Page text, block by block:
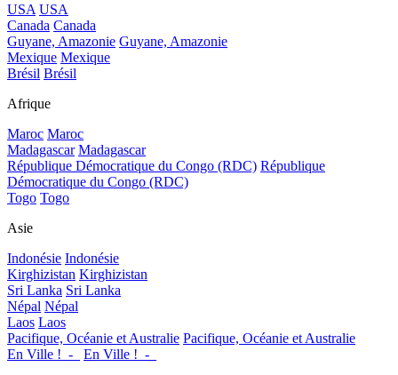
USA USA
Canada Canada
Guyane, Amazonie Guyane, Amazonie
Mexique Mexique
Brésil Brésil
Afrique
Maroc Maroc
Madagascar Madagascar
République Démocratique du Congo (RDC) République
Démocratique du Congo (RDC)
Togo Togo
Asie
Indonésie Indonésie
Kirghizistan Kirghizistan
Sri Lanka Sri Lanka
Népal Népal
Laos Laos
Pacifique, Océanie et Australie Pacifique, Océanie et Australie
En Ville !_-_
En Ville !_-_